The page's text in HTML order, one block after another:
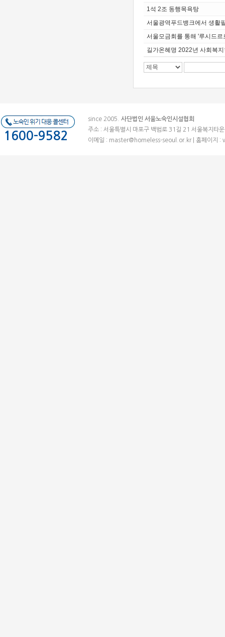
1석 2조 동행목욕탕
서울광역푸드뱅크에서 생활
서울모금회를 통해 '루시드
길가온혜명 2022년 사회복
1600-9582
since 2005. 사단법인 서울노숙인시설협회
주소 : 서울특별시 마포구 백범로 31길 21 서울복지
이메일 : master@homeless-seoul.or.kr| 홈페이지 :